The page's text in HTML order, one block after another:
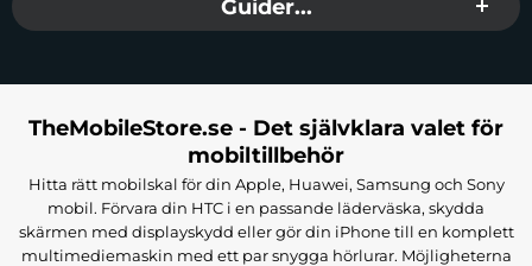
Guider...
TheMobileStore.se - Det självklara valet för
mobiltillbehör
Hitta rätt mobilskal för din Apple, Huawei, Samsung och Sony
mobil. Förvara din HTC i en passande läderväska, skydda
skärmen med displayskydd eller gör din iPhone till en komplett
multimediemaskin med ett par snygga hörlurar. Möjligheterna